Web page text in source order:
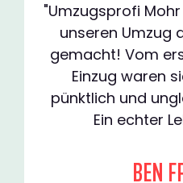
"Umzugsprofi
unseren Umzug
gemacht! Vom
Einzug waren
pünktlich und
Ein echter
BEN